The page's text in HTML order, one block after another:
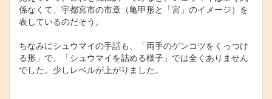
係なくて、宇都宮市の市章（亀甲形と「宮」のイメージ）を
表しているのだそう。
ちなみにシュウマイの手話も、「両手のゲンコツをくっつけ
る形」で、「シュウマイを詰める様子」では全くありません
でした。少しレベルが上がりました。